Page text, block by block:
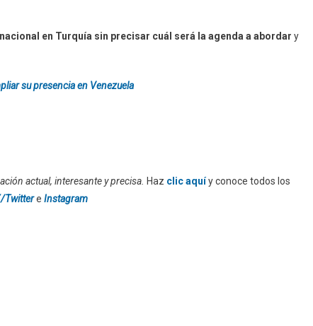
en Turquía sin precisar cuál será la agenda a abordar y
su presencia en Venezuela
actual, interesante y precisa. Haz clic aquíy conoce todos los
Twittere Instagram